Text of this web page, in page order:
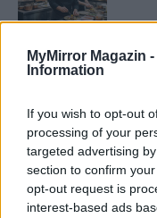
MyMirror Magazin -
Information
If you wish to opt-out
processing of your
targeted advertising
section to confirm
opt-out request is
interest-based ads
Minka